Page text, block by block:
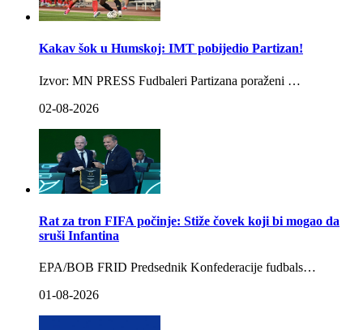
Kakav šok u Humskoj: IMT pobijedio Partizan!
Izvor: MN PRESS Fudbaleri Partizana poraženi …
02-08-2026
Rat za tron FIFA počinje: Stiže čovek koji bi mogao da
sruši Infantina
EPA/BOB FRID Predsednik Konfederacije fudbals…
01-08-2026